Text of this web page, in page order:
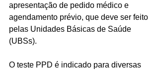
apresentação de pedido médico e
agendamento prévio, que deve ser feito
pelas Unidades Básicas de Saúde
(UBSs).
O teste PPD é indicado para diversas